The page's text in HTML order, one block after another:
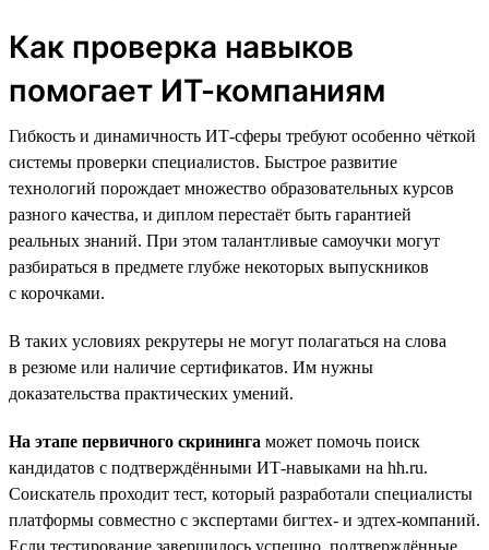
Как проверка навыков
помогает ИТ-компаниям
Гибкость и динамичность ИТ-сферы требуют особенно чёткой
системы проверки специалистов. Быстрое развитие
технологий порождает множество образовательных курсов
разного качества, и диплом перестаёт быть гарантией
реальных знаний. При этом талантливые самоучки могут
разбираться в предмете глубже некоторых выпускников
с корочками.
В таких условиях рекрутеры не могут полагаться на слова
в резюме или наличие сертификатов. Им нужны
доказательства практических умений.
На этапе первичного скрининга может помочь поиск
кандидатов с подтверждёнными ИТ-навыками на hh.ru.
Соискатель проходит тест, который разработали специалисты
платформы совместно с экспертами бигтех- и эдтех-компаний.
Если тестирование завершилось успешно, подтверждённые